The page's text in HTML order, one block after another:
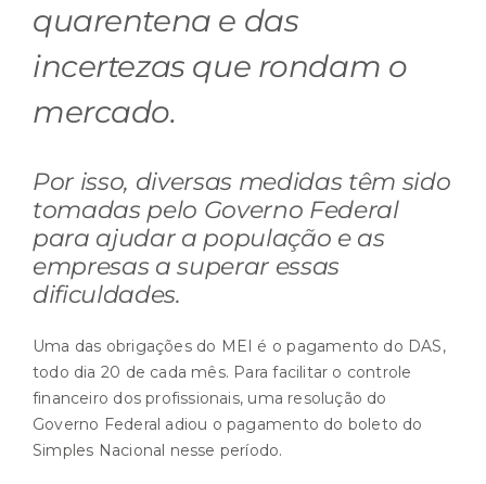
quarentena e das
incertezas que rondam o
mercado.
Por isso, diversas medidas têm sido
tomadas pelo Governo Federal
para ajudar a população e as
empresas a superar essas
dificuldades.
Uma das obrigações do MEI é o pagamento do DAS,
todo dia 20 de cada mês. Para facilitar o controle
financeiro dos profissionais, uma resolução do
Governo Federal adiou o pagamento do boleto do
Simples Nacional nesse período.